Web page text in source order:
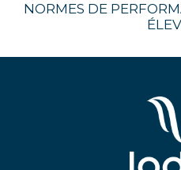
NORMES DE